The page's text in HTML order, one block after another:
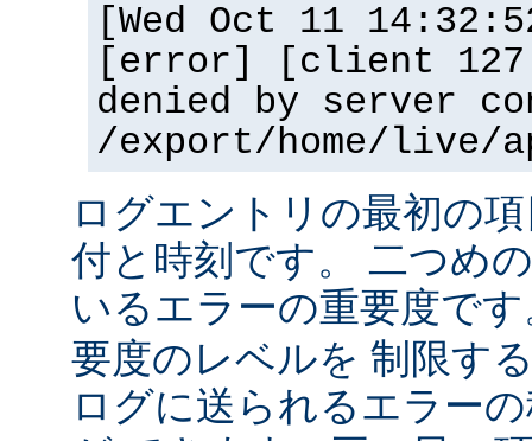
[Wed Oct 11
[error] [client
denied by server
/export/home/live/
ログエントリの最初の
付と時刻です。 二つめ
いるエラーの重要度で
要度のレベルを 制限す
ログに送られるエラー